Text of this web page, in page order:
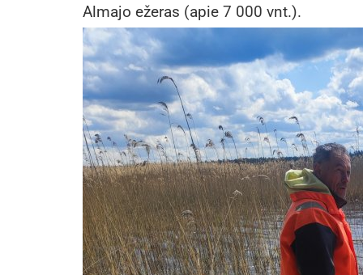
Almajo ežeras (apie 7 000 vnt.).